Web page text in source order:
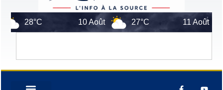
28°C 10 Août 27°C 11 Août